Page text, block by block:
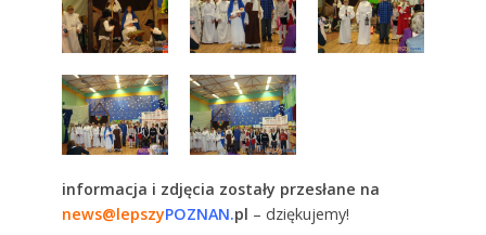
informacja i zdjęcia zostały przesłane na
news@lepszyPOZNAN.pl – dziękujemy!